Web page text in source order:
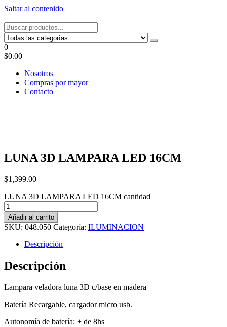
Saltar al contenido
Tel: 22087679 – Cel: 097 822122 – Joaquín Requena 2459
0
$0.00
Nosotros
Compras por mayor
Contacto
LUNA 3D LAMPARA LED 16CM
$1,399.00
LUNA 3D LAMPARA LED 16CM cantidad
Añadir al carrito
SKU: 048.050 Categoría: ILUMINACION
Descripción
Descripción
Lampara veladora luna 3D c/base en madera
Batería Recargable, cargador micro usb.
Autonomía de batería: + de 8hs